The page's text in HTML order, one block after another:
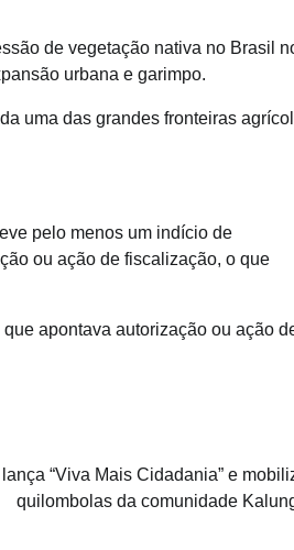
de vegetação nativa no Brasil
urbana e garimpo.
uma das grandes fronteiras
pelo menos um indício de
ou ação de fiscalização, o que
apontava autorização ou ação
“Viva Mais Cidadania” e
quilombolas da comunidade